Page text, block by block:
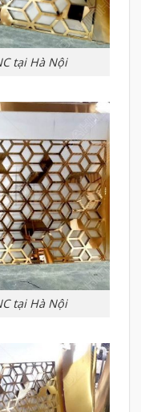
tại Hà Nội
tại Hà Nội